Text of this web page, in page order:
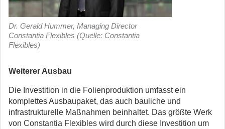
Dr. Gerald Hummer, Managing Director
Constantia Flexibles (Quelle: Constantia
Flexibles)
Weiterer Ausbau
Die Investition in die Folienproduktion umfasst ein
komplettes Ausbaupaket, das auch bauliche und
infrastrukturelle Maßnahmen beinhaltet. Das größte Werk
von Constantia Flexibles wird durch diese Investition um